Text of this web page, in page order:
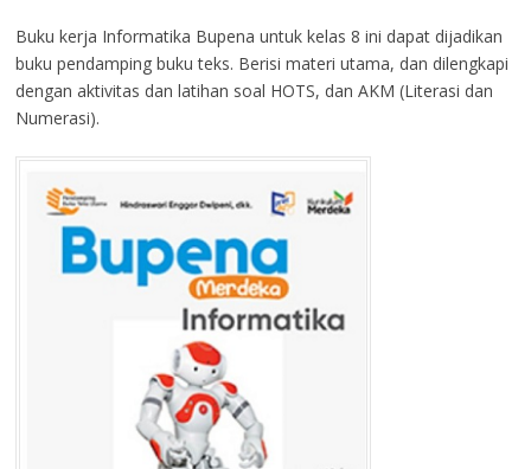
Buku kerja Informatika Bupena untuk kelas 8 ini dapat dijadikan
buku pendamping buku teks. Berisi materi utama, dan dilengkapi
dengan aktivitas dan latihan soal HOTS, dan AKM (Literasi dan
Numerasi).